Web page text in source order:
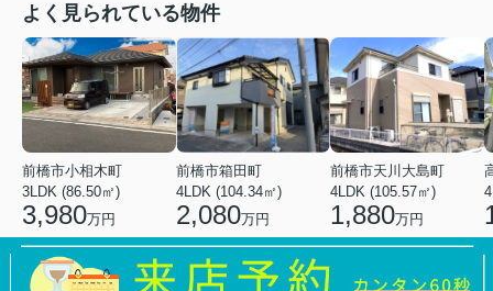
よく見られている物件
前橋市小相木町
3LDK (86.50㎡)
3,980万円
前橋市箱田町
4LDK (104.34㎡)
2,080万円
前橋市天川大島町
4LDK (105.57㎡)
1,880万円